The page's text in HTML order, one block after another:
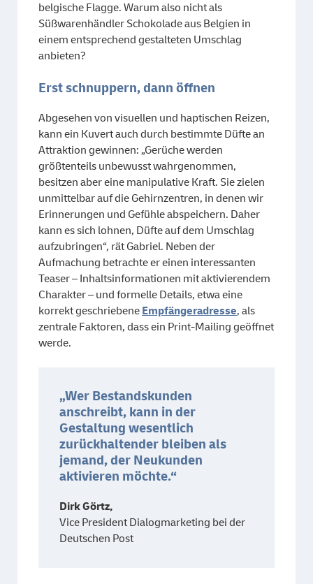
belgische Flagge. Warum also nicht als
Süßwarenhändler Schokolade aus Belgien in
einem entsprechend gestalteten Umschlag
anbieten?
Erst schnuppern, dann öffnen
Abgesehen von visuellen und haptischen Reizen,
kann ein Kuvert auch durch bestimmte Düfte an
Attraktion gewinnen: „Gerüche werden
größtenteils unbewusst wahrgenommen,
besitzen aber eine manipulative Kraft. Sie zielen
unmittelbar auf die Gehirnzentren, in denen wir
Erinnerungen und Gefühle abspeichern. Daher
kann es sich lohnen, Düfte auf dem Umschlag
aufzubringen“, rät Gabriel. Neben der
Aufmachung betrachte er einen interessanten
Teaser – Inhaltsinformationen mit aktivierendem
Charakter – und formelle Details, etwa eine
korrekt geschriebene Empfängeradresse, als
zentrale Faktoren, dass ein Print-Mailing geöffnet
werde.
„Wer Bestandskunden
anschreibt, kann in der
Gestaltung wesentlich
zurückhaltender bleiben als
jemand, der Neukunden
aktivieren möchte.“
Dirk Görtz,
Vice President Dialogmarketing bei der
Deutschen Post